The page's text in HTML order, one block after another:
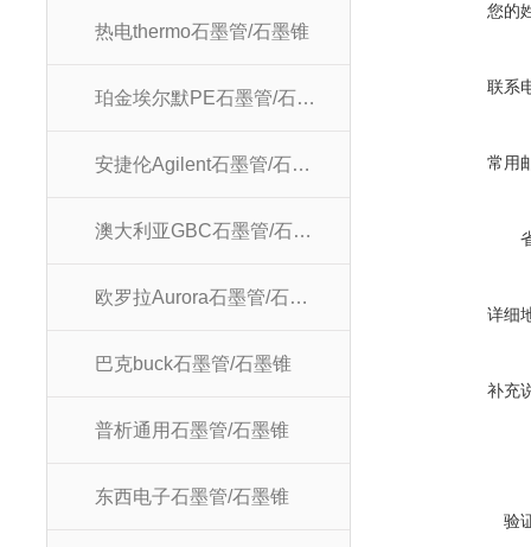
热电thermo石墨管/石墨锥
珀金埃尔默PE石墨管/石墨锥
安捷伦Agilent石墨管/石墨锥
澳大利亚GBC石墨管/石墨锥
欧罗拉Aurora石墨管/石墨锥
巴克buck石墨管/石墨锥
普析通用石墨管/石墨锥
东西电子石墨管/石墨锥
您的
联系
常用
详细
补充
验